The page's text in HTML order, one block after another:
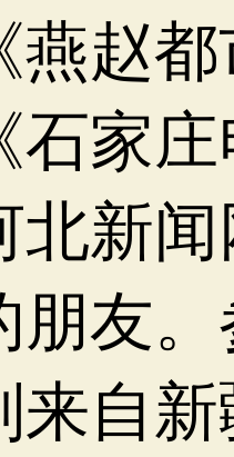
燕赵
石家
北新
朋友
来自